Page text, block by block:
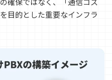
目的とした重要なインフラ